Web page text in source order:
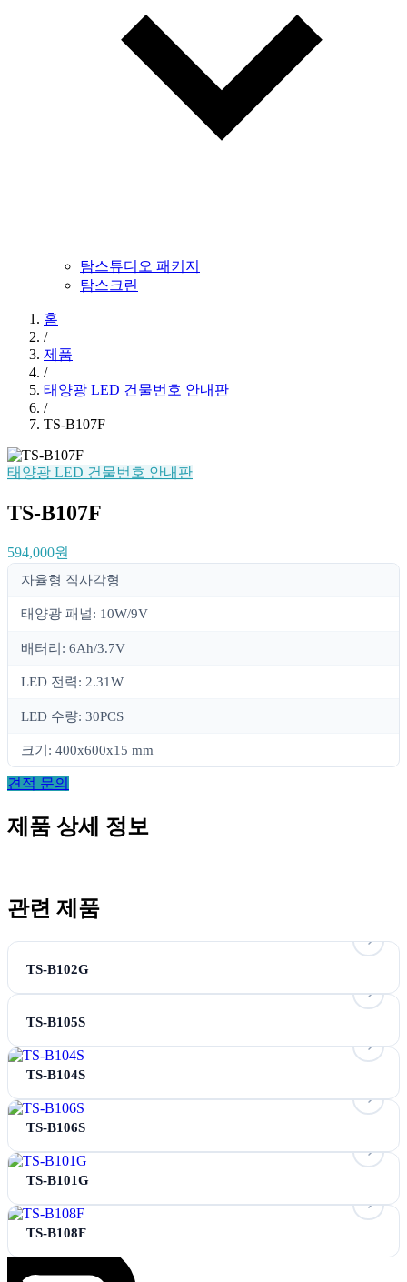
탐스튜디오 패키지
탐스크린
홈
/
제품
/
태양광 LED 건물번호 안내판
/
TS-B107F
태양광 LED 건물번호 안내판
TS-B107F
594,000원
자율형 직사각형
태양광 패널: 10W/9V
배터리: 6Ah/3.7V
LED 전력: 2.31W
LED 수량: 30PCS
크기: 400x600x15 mm
견적 문의
제품 상세 정보
관련 제품
TS-B102G
TS-B105S
TS-B104S
TS-B106S
TS-B101G
TS-B108F